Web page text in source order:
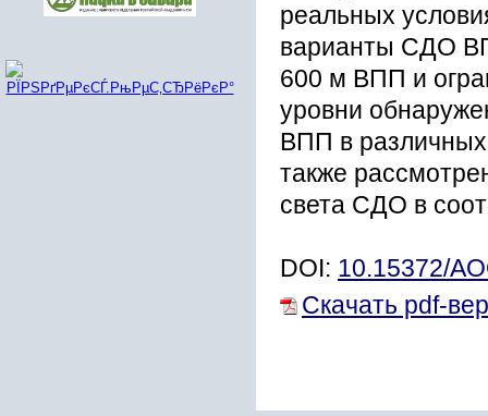
реальных
варианты СДО
600 м ВПП и
уровни
ВПП в
также
света СДО в
DOI: 10.15372/
Скачать pdf-